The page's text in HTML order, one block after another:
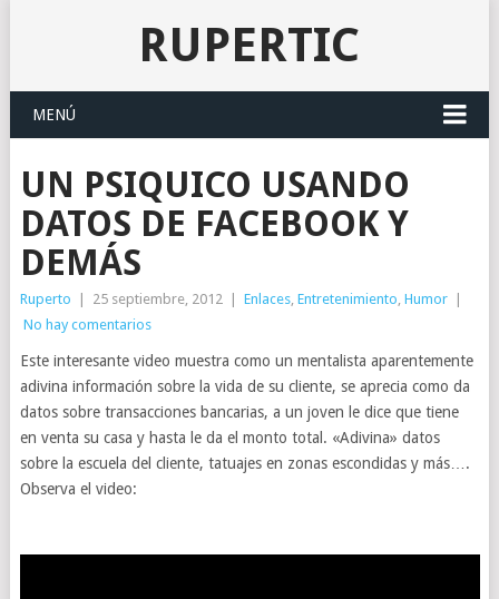
RUPERTIC
MENÚ
UN PSIQUICO USANDO
DATOS DE FACEBOOK Y
DEMÁS
Ruperto 25 septiembre, 2012 Enlaces, Entretenimiento, Humor
No hay comentarios
Este interesante video muestra como un mentalista aparentemente
adivina información sobre la vida de su cliente, se aprecia como da
datos sobre transacciones bancarias, a un joven le dice que tiene
en venta su casa y hasta le da el monto total. «Adivina» datos
sobre la escuela del cliente, tatuajes en zonas escondidas y más….
Observa el video: